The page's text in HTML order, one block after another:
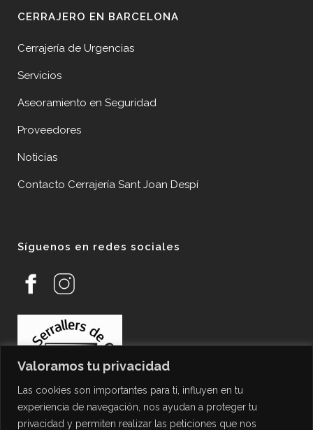
Valoramos tu privacidad
Las cookies son importantes para ti, influyen en tu
experiencia de navegación, nos ayudan a proteger tu
privacidad y permiten realizar las peticiones que nos
CERRAJERO EN BARCELONA
Cerrajería de Urgencias
Servicios
Aseoramiento en Seguridad
Proveedores
Noticias
Contacto Cerrajería Sant Joan Despí
Síguenos en redes sociales